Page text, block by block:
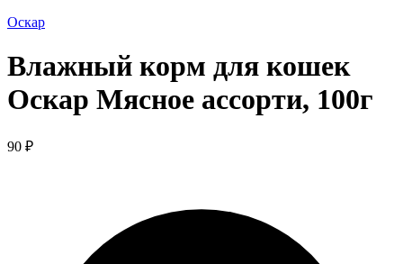
Оскар
Влажный корм для кошек
Оскар Мясное ассорти, 100г
90 ₽